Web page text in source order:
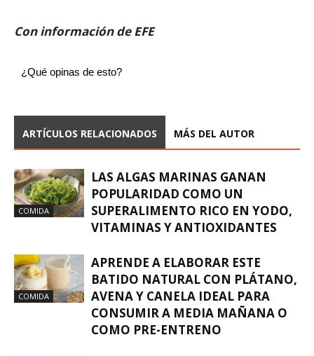
Con información de EFE
¿Qué opinas de esto?
ARTÍCULOS RELACIONADOS MÁS DEL AUTOR
COMIDA
LAS ALGAS MARINAS GANAN
POPULARIDAD COMO UN
SUPERALIMENTO RICO EN YODO,
VITAMINAS Y ANTIOXIDANTES
COMIDA
APRENDE A ELABORAR ESTE
BATIDO NATURAL CON PLÁTANO,
AVENA Y CANELA IDEAL PARA
CONSUMIR A MEDIA MAÑANA O
COMO PRE-ENTRENO